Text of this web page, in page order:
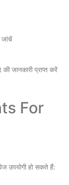
जानकारी प्राप्त करें
For
उपयोगी हो सकते हैं: